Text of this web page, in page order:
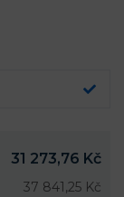
31 273,76 Kč
37 841,25 Kč